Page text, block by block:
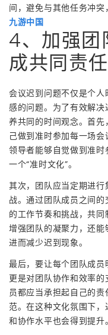
间，避免与其他任务冲突
九游中国
4、加强团
成共同责
会议迟到问题不仅是个
感的问题。为了有效解
养共同的时间观念。首
己做到准时参加每一场
领导者能够自觉做到准
一个“准时文化”。
其次，团队应当定期进
战。通过团队成员之间
的工作节奏和挑战，共
增强团队的凝聚力，还能
进而减少迟到现象。
最后，要让每个团队成员
更是对团队协作和效率
员都应当承担起自己的
范。在这种文化氛围下
和协作水平也会得到提升。